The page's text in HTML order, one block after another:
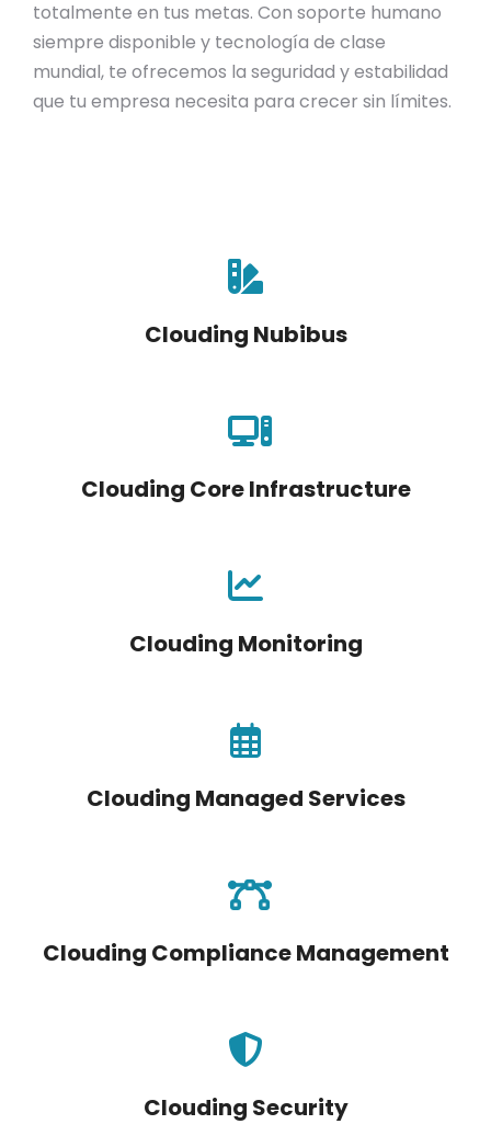
totalmente en tus metas. Con soporte humano
siempre disponible y tecnología de clase
mundial, te ofrecemos la seguridad y estabilidad
que tu empresa necesita para crecer sin límites.
Clouding Nubibus
Clouding Core Infrastructure
Clouding Monitoring
Clouding Managed Services
Clouding Compliance Management
Clouding Security